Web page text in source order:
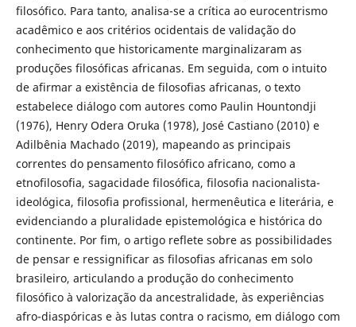
filosófico. Para tanto, analisa-se a crítica ao eurocentrismo
acadêmico e aos critérios ocidentais de validação do
conhecimento que historicamente marginalizaram as
produções filosóficas africanas. Em seguida, com o intuito
de afirmar a existência de filosofias africanas, o texto
estabelece diálogo com autores como Paulin Hountondji
(1976), Henry Odera Oruka (1978), José Castiano (2010) e
Adilbênia Machado (2019), mapeando as principais
correntes do pensamento filosófico africano, como a
etnofilosofia, sagacidade filosófica, filosofia nacionalista-
ideológica, filosofia profissional, hermenêutica e literária, e
evidenciando a pluralidade epistemológica e histórica do
continente. Por fim, o artigo reflete sobre as possibilidades
de pensar e ressignificar as filosofias africanas em solo
brasileiro, articulando a produção do conhecimento
filosófico à valorização da ancestralidade, às experiências
afro-diaspóricas e às lutas contra o racismo, em diálogo com